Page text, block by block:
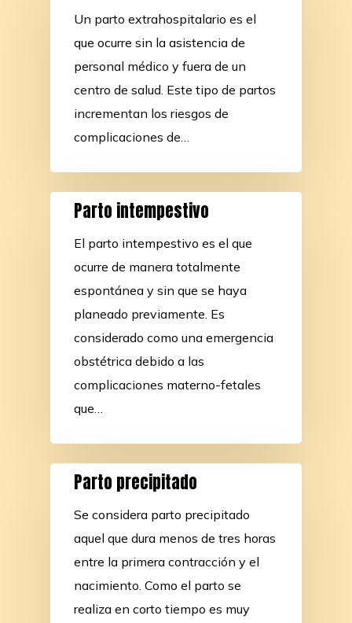
Un parto extrahospitalario es el
que ocurre sin la asistencia de
personal médico y fuera de un
centro de salud. Este tipo de partos
incrementan los riesgos de
complicaciones de…
Parto intempestivo
El parto intempestivo es el que
ocurre de manera totalmente
espontánea y sin que se haya
planeado previamente. Es
considerado como una emergencia
obstétrica debido a las
complicaciones materno-fetales
que…
Parto precipitado
Se considera parto precipitado
aquel que dura menos de tres horas
entre la primera contracción y el
nacimiento. Como el parto se
realiza en corto tiempo es muy